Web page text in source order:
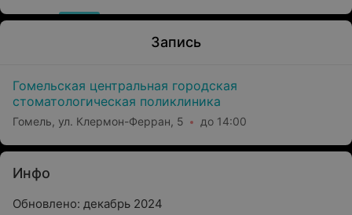
Запись
Гомельская центральная городская
стоматологическая поликлиника
Гомель, ул. Клермон-Ферран, 5 до 14:00
Инфо
Обновлено: декабрь 2024